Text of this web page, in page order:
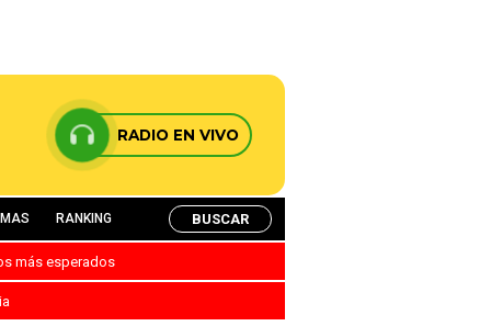
RADIO EN VIVO
RANKING BUSCAR
más esperados